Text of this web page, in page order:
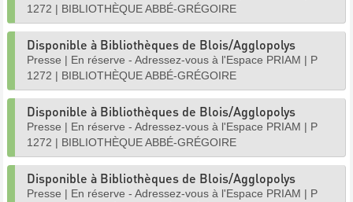
1272 | BIBLIOTHÈQUE ABBÉ-GRÉGOIRE
Disponible à Bibliothèques de Blois/Agglopolys
Presse | En réserve - Adressez-vous à l'Espace PRIAM | P
1272 | BIBLIOTHÈQUE ABBÉ-GRÉGOIRE
Disponible à Bibliothèques de Blois/Agglopolys
Presse | En réserve - Adressez-vous à l'Espace PRIAM | P
1272 | BIBLIOTHÈQUE ABBÉ-GRÉGOIRE
Disponible à Bibliothèques de Blois/Agglopolys
Presse | En réserve - Adressez-vous à l'Espace PRIAM | P